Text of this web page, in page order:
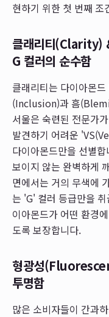
현하기 위한 첫 번째 조
클래리티(Clarity)
G 컬러의 순수함
클래리티는 다이아몬
(Inclusion)과 흠
서울은 숙련된 전문가
발견하기 어려운
다이아몬드만을 선별
보이지 않는 완벽하게
면에서는 거의 무색에
는 'G' 컬러 등급만을
이아몬드가 어떤 환경
도록 보장합니다.
형광성
투명함
많은 소비자들이 간과